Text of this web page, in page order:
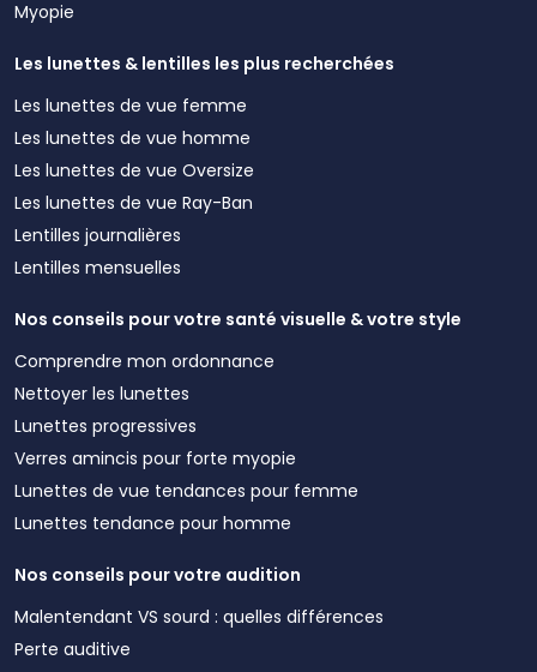
Myopie
Les lunettes & lentilles les plus recherchées
Les lunettes de vue femme
Les lunettes de vue homme
Les lunettes de vue Oversize
Les lunettes de vue Ray-Ban
Lentilles journalières
Lentilles mensuelles
Nos conseils pour votre santé visuelle & votre style
Comprendre mon ordonnance
Nettoyer les lunettes
Lunettes progressives
Verres amincis pour forte myopie
Lunettes de vue tendances pour femme
Lunettes tendance pour homme
Nos conseils pour votre audition
Malentendant VS sourd : quelles différences
Perte auditive